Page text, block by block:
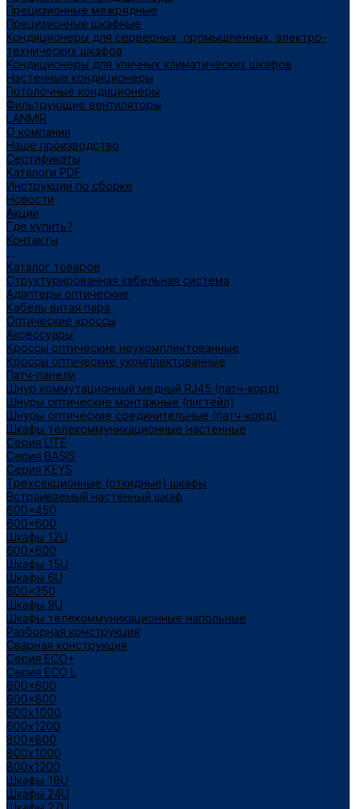
Прецизионные межрядные
Прецизионные шкафные
Кондиционеры для серверных, промышленных, электро-
технических шкафов
Кондиционеры для уличных климатических шкафов
Настенные кондиционеры
Потолочные кондиционеры
Фильтрующие вентиляторы
LANMIR
О компании
Наше производство
Сертификаты
Каталоги PDF
Инструкции по сборке
Новости
Акции
Где купить?
Контакты
...
Каталог товаров
Структурированная кабельная система
Адаптеры оптические
Кабель витая пара
Оптические кроссы
Аксессуары
Кроссы оптические неукомплектованные
Кроссы оптические укомплектованные
Патч-панели
Шнур коммутационный медный RJ45 (патч-корд)
Шнуры оптические монтажные (пигтейл)
Шнуры оптические соединительные (патч-корд)
Шкафы телекоммуникационные настенные
Cерия LITE
Cерия BASIS
Cерия KEYS
Трехсекционные (откидные) шкафы
Встраиваемый настенный шкаф
600x450
600x600
Шкафы 12U
600x600
Шкафы 15U
Шкафы 6U
600x350
Шкафы 9U
Шкафы телекоммуникационные напольные
Разборная конструкция
Сварная конструкция
Серия ECO+
Серия ECO L
600x600
600x800
600х1000
600х1200
800x800
800х1000
800х1200
Шкафы 18U
Шкафы 24U